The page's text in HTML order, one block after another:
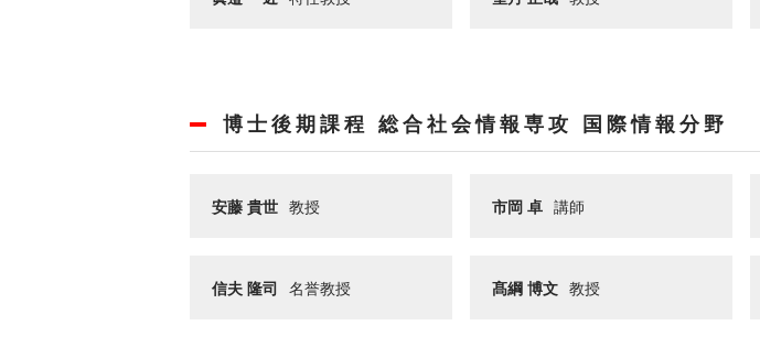
博士後期課程 総合社会情報専攻 国際情報分野
安藤 貴世 教授 市岡 卓 講師
信夫 隆司 名誉教授 髙綱 博文 教授